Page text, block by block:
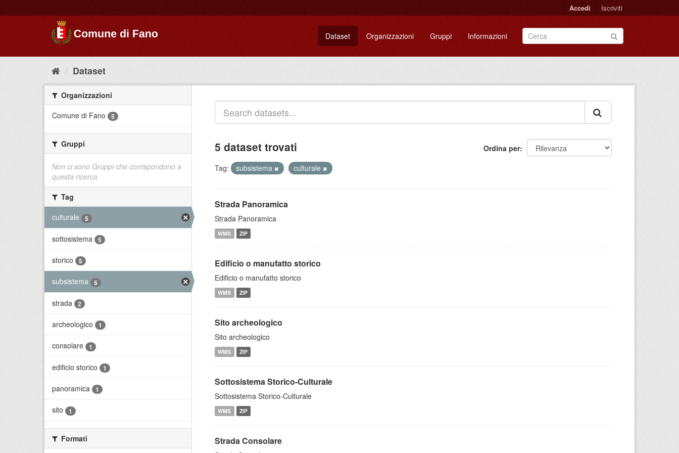
Accedi Iscriviti
Dataset Organizzazioni Gruppi Informazioni
Dataset
Organizzazioni
Comune di Fano
5
Gruppi
Non ci sono Gruppi che corrispondono a
questa ricerca
Tag
culturale
5
sottosistema 5
storico 5
subsistema 5
strada 2
archeologico 1
consolare 1
edificio storico 1
panoramica 1
sito 1
Formati
Ordina per
5 dataset trovati
Tag: subsistema culturale
Strada Panoramica
Strada Panoramica
WMS ZIP
Edificio o manufatto storico
Edificio o manufatto storico
WMS ZIP
Sito archeologico
Sito archeologico
WMS ZIP
Sottosistema Storico-Culturale
Sottosistema Storico-Culturale
WMS ZIP
Strada Consolare